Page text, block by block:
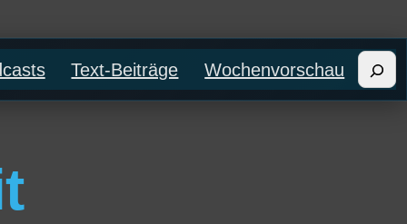
Text-Beiträge Wochenvorschau